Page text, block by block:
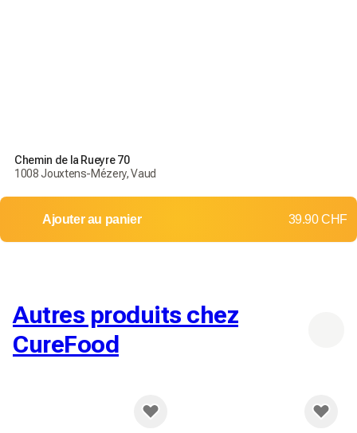
Chemin de la Rueyre 70
1008 Jouxtens-Mézery, Vaud
Ajouter au panier 39.90 CHF
Autres produits chez
CureFood